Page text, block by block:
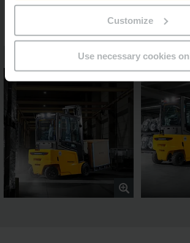
Customize
Use necessary cookies